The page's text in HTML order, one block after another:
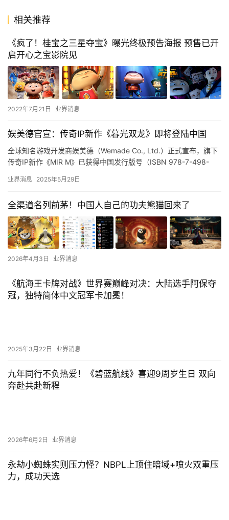
相关推荐
《疯了！桂宝之三星夺宝》曝光终极预告海报 预售已开
启开心之宝影院见
2022年7月21日 业界消息
娱美德官宣：传奇IP新作《暮光双龙》即将登陆中国
全球知名游戏开发商娱美德（Wemade Co., Ltd.）正式宣布，旗下
传奇IP新作《MIR M》已获得中国发行版号（ISBN 978-7-498-
业界消息 2025年5月29日
全渠道名列前茅！中国人自己的功夫熊猫回来了
2026年4月3日 业界消息
《航海王卡牌对战》世界赛巅峰对决：大陆选手阿保夺
冠，独特简体中文冠军卡加冕！
2025年3月22日 业界消息
九年同行不负热爱！《碧蓝航线》喜迎9周岁生日 双向
奔赴共赴新程
2026年6月2日 业界消息
永劫小蜘蛛实则压力怪？NBPL上顶住暗域+喷火双重压
力，成功天选